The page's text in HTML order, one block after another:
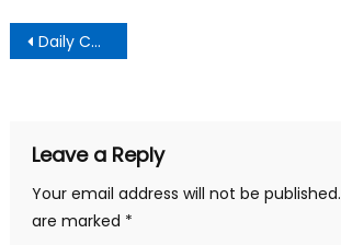
Daily Current Affairs – 31 October 2021
Leave a Reply
Your email address will not be published.
are marked *